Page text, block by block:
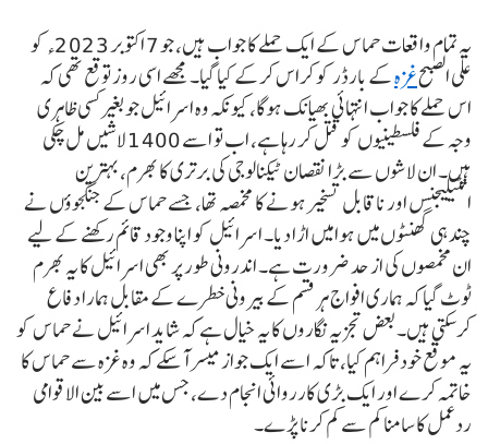
یہ تمام واقعات حماس کے ایک حملے کا جواب ہیں، جو 7 اکتوبر 2023ء کو
علی الصبحغزہکے بارڈر کو کراس کرکے کیا گیا۔ مجھے اسی روز توقع تھی کہ
اس حملے کا جواب انتہائی بھیانک ہوگا، کیونکہ وہ اسرائیل جو بغیر کسی ظاہری
وجہ کے فلسطینیوں کو قتل کر رہا ہے، اب تو اسے 1400 لاشیں مل چکی
ہیں۔ ان لاشوں سے بڑا نقصان ٹیکنالوجی کی برتری کا بھرم، بہترین
انٹیلیجنس اور ناقابل تسخیر ہونے کا مخمصہ تھا، جسے حماس کے جنگجوؤں نے
چند ہی گھنٹوں میں ہوا میں اڑا دیا۔ اسرائیل کو اپنا وجود قائم رکھنے کے لیے
ان مخمصوں کی از حد ضرورت ہے۔ اندرونی طور پر بھی اسرائیل کا یہ بھرم
ٹوٹ گیا کہ ہماری افواج ہر قسم کے بیرونی خطرے کے مقابل ہمارا دفاع
کرسکتی ہیں۔ بعض تجزیہ نگاروں کا یہ خیال ہے کہ شاید اسرائیل نے حماس کو
یہ موقع خود فراہم کیا، تاکہ اسے ایک جواز میسر آسکے کہ وہ غزہ سے حماس کا
خاتمہ کرے اور ایک بڑی کارروائی انجام دے، جس میں اسے بین الاقوامی
ردعمل کا سامنا کم سے کم کرنا پڑے۔